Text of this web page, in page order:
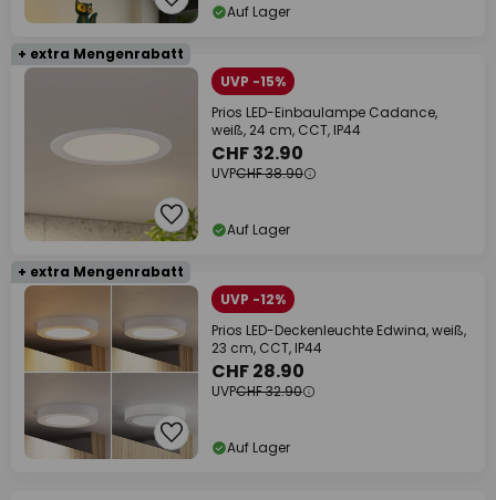
Auf Lager
+ extra Mengenrabatt
UVP -15%
Prios LED-Einbaulampe Cadance,
weiß, 24 cm, CCT, IP44
CHF 32.90
UVPCHF 38.90
Auf Lager
+ extra Mengenrabatt
UVP -12%
Prios LED-Deckenleuchte Edwina, weiß,
23 cm, CCT, IP44
CHF 28.90
UVPCHF 32.90
Auf Lager